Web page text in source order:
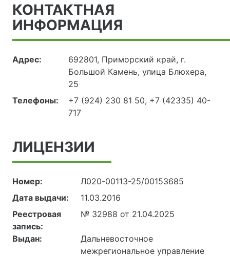
КОНТАКТНАЯ
ИНФОРМАЦИЯ
Адрес:
692801, Приморский край, г.
Большой Камень, улица Блюхера,
25
Телефоны:
+7 (924) 230 81 50, +7 (42335) 40-
717
ЛИЦЕНЗИИ
Номер:
Л020-00113-25/00153685
Дата выдачи:
11.03.2016
Реестровая
запись:
№ 32988 от 21.04.2025
Выдан:
Дальневосточное
межрегиональное управление